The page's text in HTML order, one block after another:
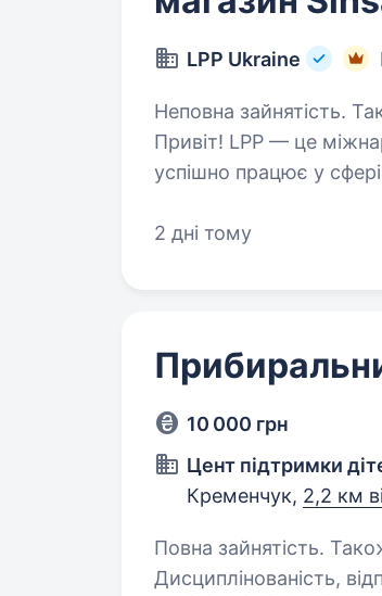
LPP Ukraine
Неповна зайнятість.
Привіт! LPP — це
успішно працює у
2 дні тому
10 000 грн
Цент підтримки
Кременчук, 2,2 км
Повна зайнятість. Також
Дисциплінованість,